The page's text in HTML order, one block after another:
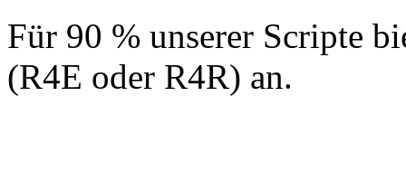
Für 90 % unserer Scripte
(R4E oder R4R) an.